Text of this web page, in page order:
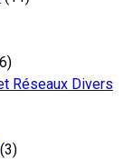
Réseaux Divers
(3)